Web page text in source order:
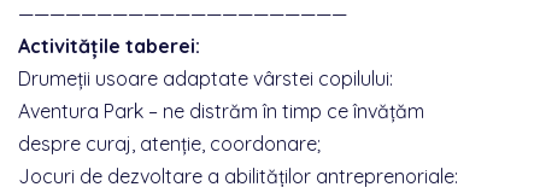
—————————————————————
Activitățile taberei:
Drumeții usoare adaptate vârstei copilului:
Aventura Park – ne distrăm în timp ce învățăm
despre curaj, atenție, coordonare;
Jocuri de dezvoltare a abilităților antreprenoriale: